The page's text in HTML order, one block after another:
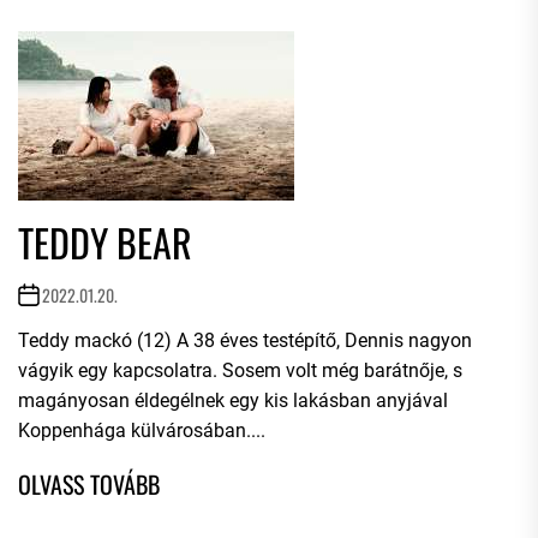
TEDDY BEAR
2022.01.20.
Teddy mackó (12) A 38 éves testépítő, Dennis nagyon
vágyik egy kapcsolatra. Sosem volt még barátnője, s
magányosan éldegélnek egy kis lakásban anyjával
Koppenhága külvárosában....